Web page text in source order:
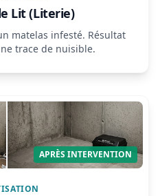
Lit (Literie)
matelas infesté. Résultat
trace de nuisible.
APRÈS INTERVENTION